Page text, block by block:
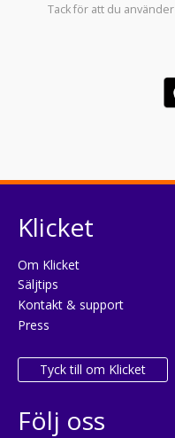
Tack för att du använder
Klicket
Om Klicket
Säljtips
Kontakt & support
Press
Tyck till om Klicket
Följ oss